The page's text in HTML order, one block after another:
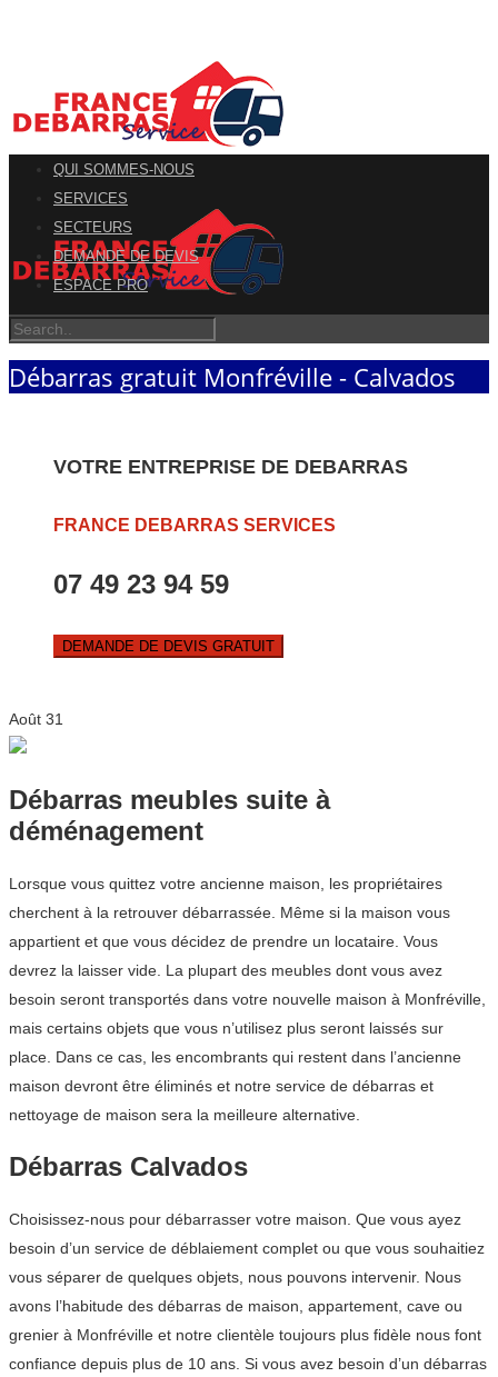
QUI SOMMES-NOUS
SERVICES
SECTEURS
DEMANDE DE DEVIS
ESPACE PRO
Débarras gratuit Monfréville - Calvados
VOTRE ENTREPRISE DE DEBARRAS
FRANCE DEBARRAS SERVICES
07 49 23 94 59
DEMANDE DE DEVIS GRATUIT
Août 31
Débarras meubles suite à
déménagement
Lorsque vous quittez votre ancienne maison, les propriétaires
cherchent à la retrouver débarrassée. Même si la maison vous
appartient et que vous décidez de prendre un locataire. Vous
devrez la laisser vide. La plupart des meubles dont vous avez
besoin seront transportés dans votre nouvelle maison à Monfréville,
mais certains objets que vous n’utilisez plus seront laissés sur
place. Dans ce cas, les encombrants qui restent dans l’ancienne
maison devront être éliminés et notre service de débarras et
nettoyage de maison sera la meilleure alternative.
Débarras Calvados
Choisissez-nous pour débarrasser votre maison. Que vous ayez
besoin d’un service de déblaiement complet ou que vous souhaitiez
vous séparer de quelques objets, nous pouvons intervenir. Nous
avons l’habitude des débarras de maison, appartement, cave ou
grenier à Monfréville et notre clientèle toujours plus fidèle nous font
confiance depuis plus de 10 ans. Si vous avez besoin d’un débarras